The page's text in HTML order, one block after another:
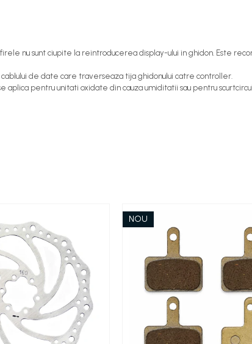
nu sunt ciupite la reintroducerea display-ului in ghidon. Este
de date care traverseaza tija ghidonului catre controller.
pentru unitati oxidate din cauza umiditatii sau pentru
NOU